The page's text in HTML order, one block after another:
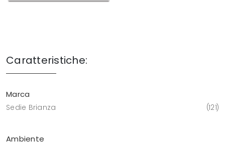
Caratteristiche:
Marca
Sedie Brianza 121
Ambiente